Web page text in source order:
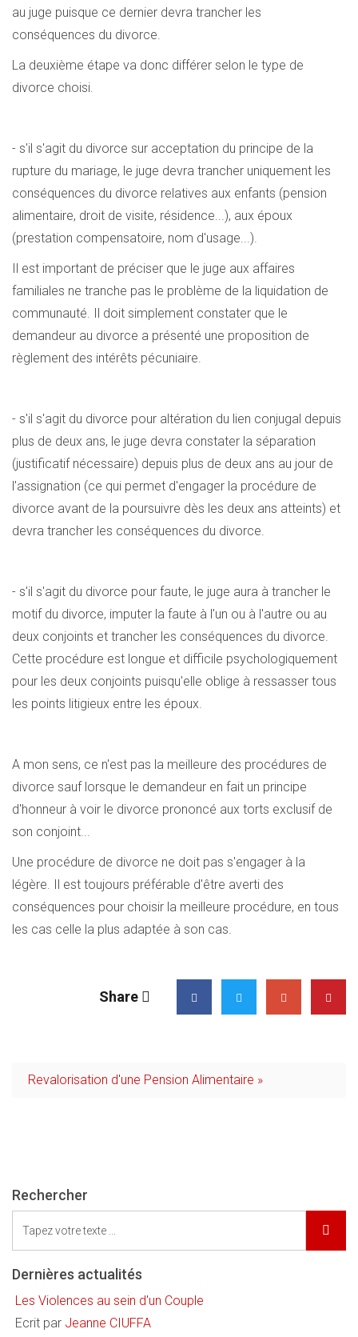
au juge puisque ce dernier devra trancher les
conséquences du divorce.
La deuxième étape va donc différer selon le type de
divorce choisi.
- s'il s'agit du divorce sur acceptation du principe de la
rupture du mariage, le juge devra trancher uniquement les
conséquences du divorce relatives aux enfants (pension
alimentaire, droit de visite, résidence...), aux époux
(prestation compensatoire, nom d'usage...).
Il est important de préciser que le juge aux affaires
familiales ne tranche pas le problème de la liquidation de
communauté. Il doit simplement constater que le
demandeur au divorce a présenté une proposition de
règlement des intérêts pécuniaire.
- s'il s'agit du divorce pour altération du lien conjugal depuis
plus de deux ans, le juge devra constater la séparation
(justificatif nécessaire) depuis plus de deux ans au jour de
l'assignation (ce qui permet d'engager la procédure de
divorce avant de la poursuivre dès les deux ans atteints) et
devra trancher les conséquences du divorce.
- s'il s'agit du divorce pour faute, le juge aura à trancher le
motif du divorce, imputer la faute à l'un ou à l'autre ou au
deux conjoints et trancher les conséquences du divorce.
Cette procédure est longue et difficile psychologiquement
pour les deux conjoints puisqu'elle oblige à ressasser tous
les points litigieux entre les époux.
A mon sens, ce n'est pas la meilleure des procédures de
divorce sauf lorsque le demandeur en fait un principe
d'honneur à voir le divorce prononcé aux torts exclusif de
son conjoint...
Une procédure de divorce ne doit pas s'engager à la
légère. Il est toujours préférable d'être averti des
conséquences pour choisir la meilleure procédure, en tous
les cas celle la plus adaptée à son cas.
Share
Revalorisation d'une Pension Alimentaire »
Rechercher
Dernières actualités
Les Violences au sein d'un Couple
Ecrit par Jeanne CIUFFA